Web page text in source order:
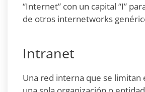
“Internet” con un capital “I”
de otros internetworks
Intranet
Una red interna que se limitan